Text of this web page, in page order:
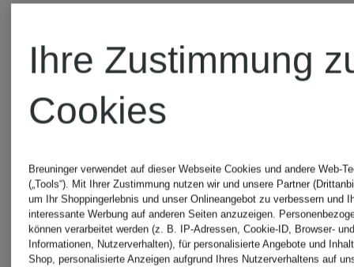
Ihre Zustimmung
Cookies
Breuninger verwendet auf dieser Webseite Cookies und andere Web-
(„Tools“). Mit Ihrer Zustimmung nutzen wir und unsere Partner
um Ihr Shoppingerlebnis und unser Onlineangebot zu verbessern und
interessante Werbung auf anderen Seiten anzuzeigen.
können verarbeitet werden (z. B. IP-Adressen, Cookie-ID, Browser-
Informationen, Nutzerverhalten), für personalisierte Angebote und
Shop, personalisierte Anzeigen aufgrund Ihres Nutzerverhaltens auf